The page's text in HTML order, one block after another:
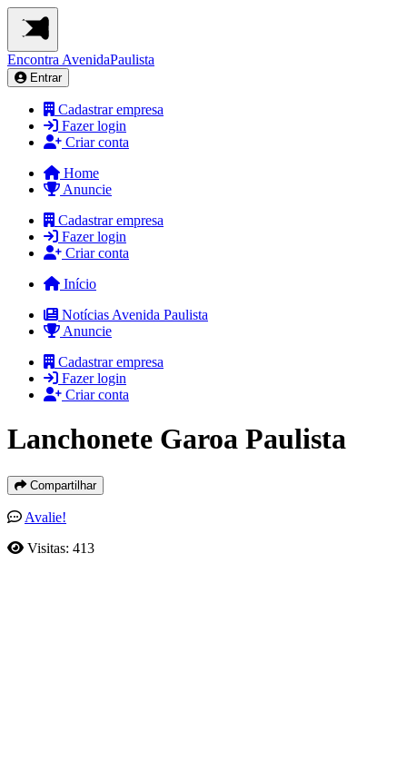
Encontra AvenidaPaulista
Entrar
Cadastrar empresa
Fazer login
Criar conta
Home
Anuncie
Cadastrar empresa
Fazer login
Criar conta
Início
Notícias Avenida Paulista
Anuncie
Cadastrar empresa
Fazer login
Criar conta
Lanchonete Garoa Paulista
Compartilhar
Avalie!
Visitas: 413